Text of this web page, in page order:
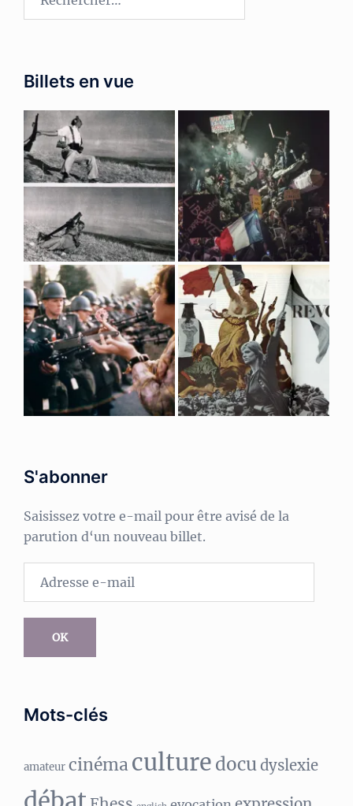
Billets en vue
S'abonner
Saisissez votre e-mail pour être avisé de la
parution d‘un nouveau billet.
OK
Mots-clés
amateur cinémaculture docudyslexie